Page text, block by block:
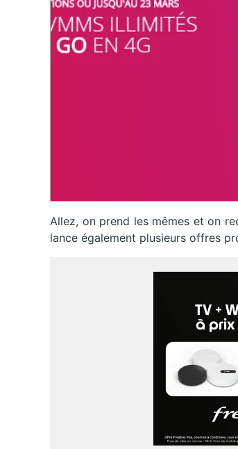
Allez, on prend les mêmes et on
lance également plusieurs offres